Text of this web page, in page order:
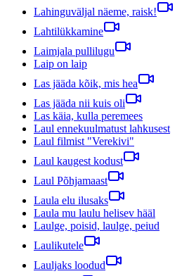
Lahinguväljal näeme, raisk!
Lahtilükkamine
Laimjala pullilugu
Laip on laip
Las jääda kõik, mis hea
Las jääda nii kuis oli
Las käia, kulla peremees
Laul ennekuulmatust lahkusest
Laul filmist "Verekivi"
Laul kaugest kodust
Laul Põhjamaast
Laula elu ilusaks
Laula mu laulu helisev hääl
Laulge, poisid, laulge, peiud
Laulikutele
Lauljaks loodud